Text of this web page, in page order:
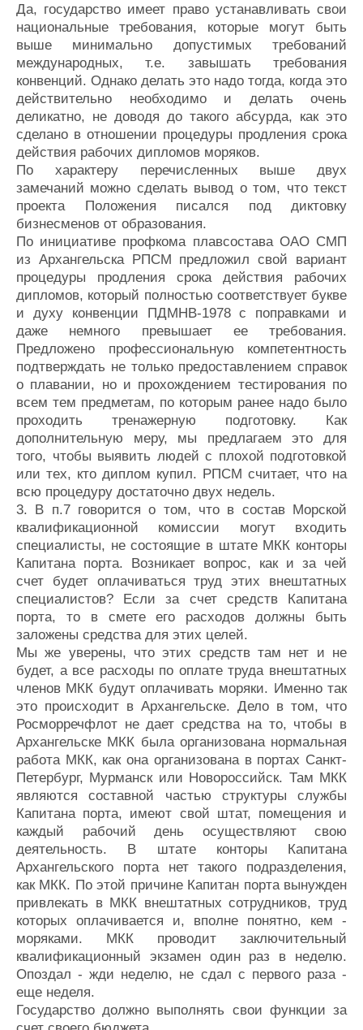
Да, государство имеет право устанавливать свои
национальные требования, которые могут быть
выше минимально допустимых требований
международных, т.е. завышать требования
конвенций. Однако делать это надо тогда, когда это
действительно необходимо и делать очень
деликатно, не доводя до такого абсурда, как это
сделано в отношении процедуры продления срока
действия рабочих дипломов моряков.
По характеру перечисленных выше двух
замечаний можно сделать вывод о том, что текст
проекта Положения писался под диктовку
бизнесменов от образования.
По инициативе профкома плавсостава ОАО СМП
из Архангельска РПСМ предложил свой вариант
процедуры продления срока действия рабочих
дипломов, который полностью соответствует букве
и духу конвенции ПДМНВ-1978 с поправками и
даже немного превышает ее требования.
Предложено профессиональную компетентность
подтверждать не только предоставлением справок
о плавании, но и прохождением тестирования по
всем тем предметам, по которым ранее надо было
проходить тренажерную подготовку. Как
дополнительную меру, мы предлагаем это для
того, чтобы выявить людей с плохой подготовкой
или тех, кто диплом купил. РПСМ считает, что на
всю процедуру достаточно двух недель.
3. В п.7 говорится о том, что в состав Морской
квалификационной комиссии могут входить
специалисты, не состоящие в штате МКК конторы
Капитана порта. Возникает вопрос, как и за чей
счет будет оплачиваться труд этих внештатных
специалистов? Если за счет средств Капитана
порта, то в смете его расходов должны быть
заложены средства для этих целей.
Мы же уверены, что этих средств там нет и не
будет, а все расходы по оплате труда внештатных
членов МКК будут оплачивать моряки. Именно так
это происходит в Архангельске. Дело в том, что
Росморречфлот не дает средства на то, чтобы в
Архангельске МКК была организована нормальная
работа МКК, как она организована в портах Санкт-
Петербург, Мурманск или Новороссийск. Там МКК
являются составной частью структуры службы
Капитана порта, имеют свой штат, помещения и
каждый рабочий день осуществляют свою
деятельность. В штате конторы Капитана
Архангельского порта нет такого подразделения,
как МКК. По этой причине Капитан порта вынужден
привлекать в МКК внештатных сотрудников, труд
которых оплачивается и, вполне понятно, кем -
моряками. МКК проводит заключительный
квалификационный экзамен один раз в неделю.
Опоздал - жди неделю, не сдал с первого раза -
еще неделя.
Государство должно выполнять свои функции за